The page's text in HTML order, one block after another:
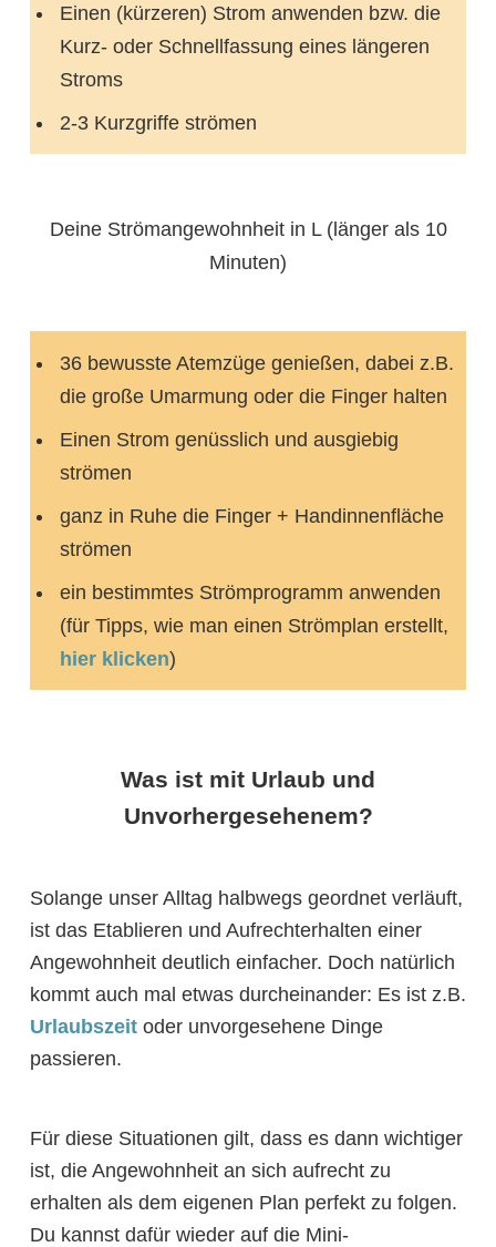
Einen (kürzeren) Strom anwenden bzw. die
Kurz- oder Schnellfassung eines längeren
Stroms
2-3 Kurzgriffe strömen
Deine Strömangewohnheit in L (länger als 10
Minuten)
36 bewusste Atemzüge genießen, dabei z.B.
die große Umarmung oder die Finger halten
Einen Strom genüsslich und ausgiebig
strömen
ganz in Ruhe die Finger + Handinnenfläche
strömen
ein bestimmtes Strömprogramm anwenden
(für Tipps, wie man einen Strömplan erstellt,
hier klicken)
Was ist mit Urlaub und
Unvorhergesehenem?
Solange unser Alltag halbwegs geordnet verläuft,
ist das Etablieren und Aufrechterhalten einer
Angewohnheit deutlich einfacher. Doch natürlich
kommt auch mal etwas durcheinander: Es ist z.B.
Urlaubszeit oder unvorgesehene Dinge
passieren.
Für diese Situationen gilt, dass es dann wichtiger
ist, die Angewohnheit an sich aufrecht zu
erhalten als dem eigenen Plan perfekt zu folgen.
Du kannst dafür wieder auf die Mini-